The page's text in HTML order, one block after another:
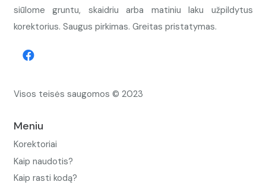
siūlome gruntu, skaidriu arba matiniu laku užpildytus
korektorius. Saugus pirkimas. Greitas pristatymas.
Visos teisės saugomos © 2023
Meniu
Korektoriai
Kaip naudotis?
Kaip rasti kodą?